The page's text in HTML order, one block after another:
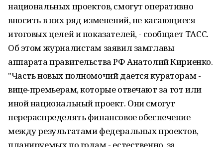
национальных проектов, смогут оперативно
вносить в них ряд изменений, не касающиеся
итоговых целей и показателей, - сообщает ТАСС.
Об этом журналистам заявил замглавы
аппарата правительства РФ Анатолий Кириенко.
"Часть новых полномочий дается кураторам -
вице-премьерам, которые отвечают за тот или
иной национальный проект. Они смогут
перераспределять финансовое обеспечение
между результатами федеральных проектов,